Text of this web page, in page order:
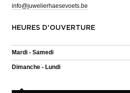
info@juwelierhaesevoets.be
HEURES D'OUVERTURE
Mardi - Samedi
Dimanche - Lundi